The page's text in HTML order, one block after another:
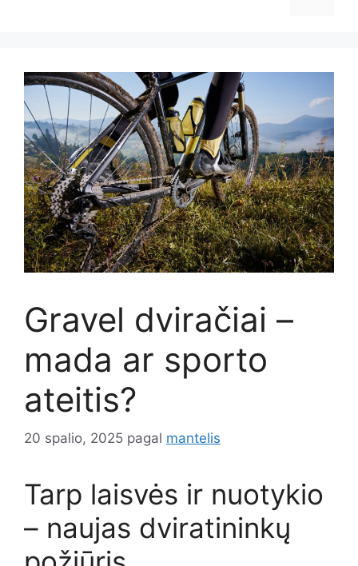
Gravel dviračiai –
mada ar sporto
ateitis?
20 spalio, 2025 pagal mantelis
Tarp laisvės ir nuotykio
– naujas dviratininkų